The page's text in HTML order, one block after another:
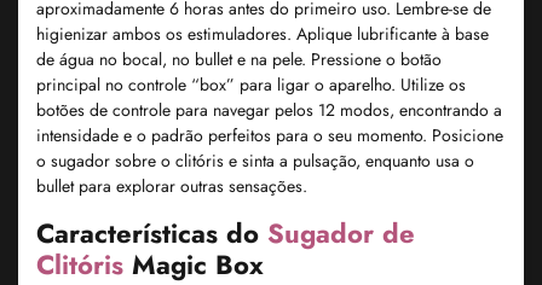
aproximadamente 6 horas antes do primeiro uso. Lembre-se de
higienizar ambos os estimuladores. Aplique lubrificante à base
de água no bocal, no bullet e na pele. Pressione o botão
principal no controle “box” para ligar o aparelho. Utilize os
botões de controle para navegar pelos 12 modos, encontrando a
intensidade e o padrão perfeitos para o seu momento. Posicione
o sugador sobre o clitóris e sinta a pulsação, enquanto usa o
bullet para explorar outras sensações.
Características do Sugador de
Clitóris Magic Box